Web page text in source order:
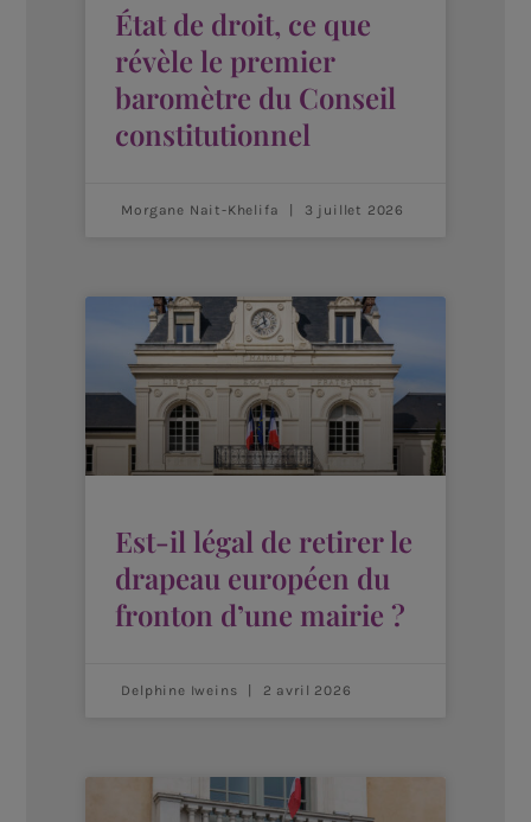
État de droit, ce que
révèle le premier
baromètre du Conseil
constitutionnel
Morgane Nait-Khelifa 3 juillet 2026
Est-il légal de retirer le
drapeau européen du
fronton d’une mairie ?
Delphine Iweins 2 avril 2026